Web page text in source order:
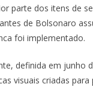
parte dos itens de
de Bolsonaro
foi implementado.
definida em junho
visuais criadas